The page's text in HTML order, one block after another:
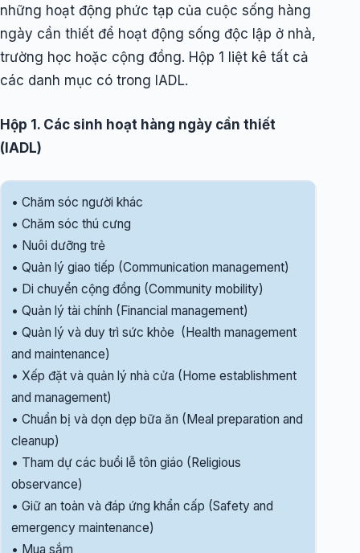
những hoạt động phức tạp của cuộc sống hàng
ngày cần thiết để hoạt động sống độc lập ở nhà,
trường học hoặc cộng đồng. Hộp 1 liệt kê tất cả
các danh mục có trong IADL.
Hộp 1. Các sinh hoạt hàng ngày cần thiết
(IADL)
• Chăm sóc người khác
• Chăm sóc thú cưng
• Nuôi dưỡng trẻ
• Quản lý giao tiếp (Communication management)
• Di chuyển cộng đồng (Community mobility)
• Quản lý tài chính (Financial management)
• Quản lý và duy trì sức khỏe (Health management
and maintenance)
• Xếp đặt và quản lý nhà cửa (Home establishment
and management)
• Chuẩn bị và dọn dẹp bữa ăn (Meal preparation and
cleanup)
• Tham dự các buổi lễ tôn giáo (Religious
observance)
• Giữ an toàn và đáp ứng khẩn cấp (Safety and
emergency maintenance)
• Mua sắm